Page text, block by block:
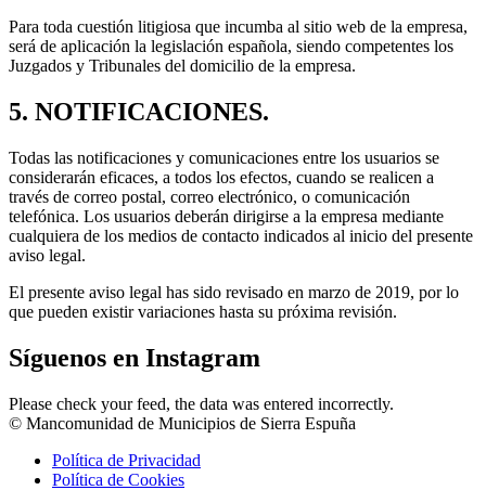
Para toda cuestión litigiosa que incumba al sitio web de la empresa,
será de aplicación la legislación española, siendo competentes los
Juzgados y Tribunales del domicilio de la empresa.
5. NOTIFICACIONES.
Todas las notificaciones y comunicaciones entre los usuarios se
considerarán eficaces, a todos los efectos, cuando se realicen a
través de correo postal, correo electrónico, o comunicación
telefónica. Los usuarios deberán dirigirse a la empresa mediante
cualquiera de los medios de contacto indicados al inicio del presente
aviso legal.
El presente aviso legal has sido revisado en marzo de 2019, por lo
que pueden existir variaciones hasta su próxima revisión.
Síguenos en Instagram
Please check your feed, the data was entered incorrectly.
© Mancomunidad de Municipios de Sierra Espuña
Política de Privacidad
Política de Cookies